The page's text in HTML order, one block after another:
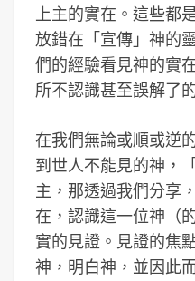
上主的實在。這些都
放錯在「宣傳」神的
們的經驗看見神的實
所不認識甚至誤解了
在我們無論或順或逆
到世人不能見的神，
主，那透過我們分享
在，認識這一位神（
實的見證。見證的焦
神，明白神，並因此